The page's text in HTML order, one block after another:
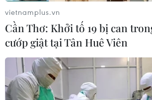
vietnamplus.vn
Cần Thơ: Khởi tố 19 bị can
cướp giật tại Tân Huê Viên